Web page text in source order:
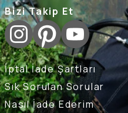
Bizi Takip Et
İptal İade Şartları
Sık Sorulan Sorular
Nasıl İade Ederim